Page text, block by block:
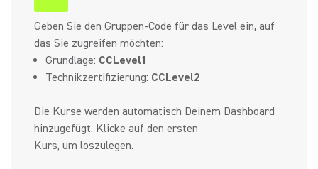
Geben Sie den Gruppen-Code für das Level ein, auf
das Sie zugreifen möchten:
Grundlage: CCLevel1
Technikzertifizierung: CCLevel2
Die Kurse werden automatisch Deinem Dashboard
hinzugefügt. Klicke auf den ersten
Kurs, um loszulegen.